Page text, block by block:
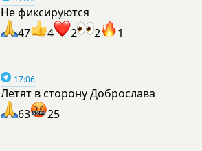
Не фиксируются
47
4 2 2 1
17:06
Летят в сторону Доброслава
63
25